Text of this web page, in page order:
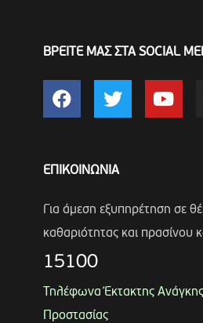
ΒΡΕΙΤΕ ΜΑΣ ΣΤΑ SOCIAL
ΕΠΙΚΟΙΝΩΝΙΑ
Για άμεση εξυπηρέτηση σε
καθαριότητας και πρασίνου
15100
Τηλέφωνα Έκτακτης
Προστασίας